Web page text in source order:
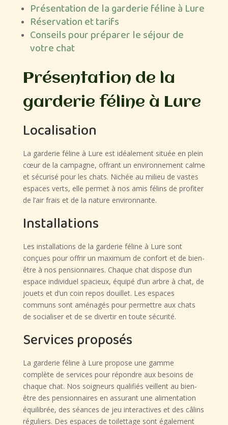
Présentation de la garderie féline à Lure
Réservation et tarifs
Conseils pour préparer le séjour de
votre chat
Présentation de la
garderie féline à Lure
Localisation
La garderie féline à Lure est idéalement située en plein
cœur de la campagne, offrant un environnement calme
et sécurisé pour les chats. Nichée au milieu de vastes
espaces verts, elle permet à nos amis félins de profiter
de l’air frais et de la nature environnante.
Installations
Les installations de la garderie féline à Lure sont
conçues pour offrir un maximum de confort et de bien-
être à nos pensionnaires. Chaque chat dispose d’un
espace individuel spacieux, équipé d’un arbre à chat, de
jouets et d’un coin repos douillet. Les espaces
communs sont aménagés pour permettre aux chats
de socialiser et de se divertir en toute sécurité.
Services proposés
La garderie féline à Lure propose une gamme
complète de services pour répondre aux besoins de
chaque chat. Nos soigneurs qualifiés veillent au bien-
être des pensionnaires en assurant une alimentation
équilibrée, des séances de jeu interactives et des câlins
réguliers. Des espaces de toilettage sont également